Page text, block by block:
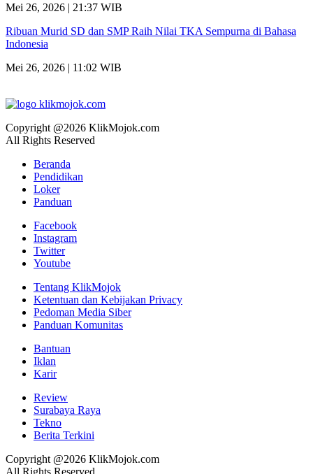
Mei 26, 2026 | 21:37 WIB
Ribuan Murid SD dan SMP Raih Nilai TKA Sempurna di Bahasa
Indonesia
Mei 26, 2026 | 11:02 WIB
Copyright @2026 KlikMojok.com
All Rights Reserved
Beranda
Pendidikan
Loker
Panduan
Facebook
Instagram
Twitter
Youtube
Tentang KlikMojok
Ketentuan dan Kebijakan Privacy
Pedoman Media Siber
Panduan Komunitas
Bantuan
Iklan
Karir
Review
Surabaya Raya
Tekno
Berita Terkini
Copyright @2026 KlikMojok.com